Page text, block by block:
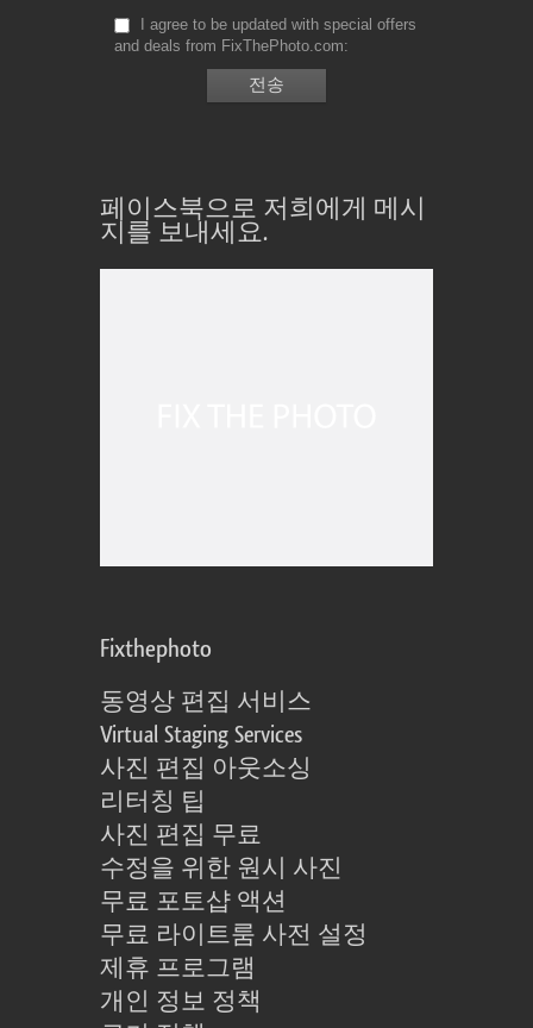
I agree to be updated with special offers
and deals from FixThePhoto.com
페이스북으로 저희에게 메시
지를 보내세요.
Fixthephoto
동영상 편집 서비스
Virtual Staging Services
사진 편집 아웃소싱
리터칭 팁
사진 편집 무료
수정을 위한 원시 사진
무료 포토샵 액션
무료 라이트룸 사전 설정
제휴 프로그램
개인 정보 정책